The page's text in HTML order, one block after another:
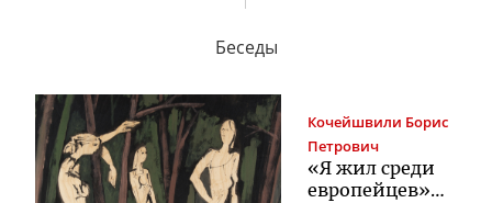
Беседы
Кочейшвили Борис
Петрович
«Я жил среди
европейцев»…